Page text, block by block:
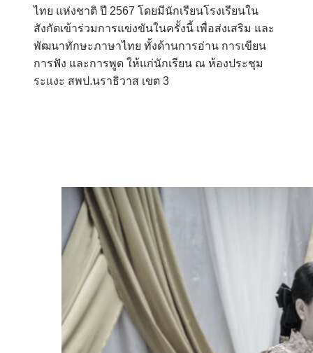
ไทย แห่งชาติ ปี 2567 โดยมีนักเรียนโรงเรียนใน
สังกัดเข้าร่วมการแข่งขันในครั้งนี้ เพื่อส่งเสริม และ
พัฒนาทักษะภาษาไทย ทั้งด้านการอ่าน การเขียน
การฟัง และการพูด ให้แก่นักเรียน ณ ห้องประชุม
ระแงะ สพป.นราธิวาส เขต 3